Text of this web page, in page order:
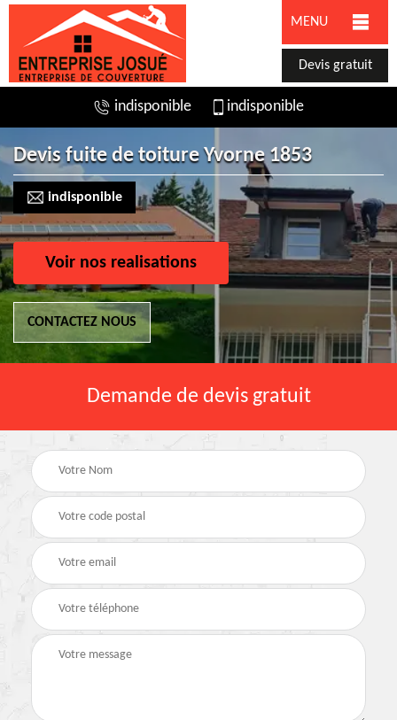
MENU
Devis gratuit
indisponible indisponible
Devis fuite de toiture Yvorne 1853
indisponible
Voir nos realisations
CONTACTEZ NOUS
Demande de devis gratuit